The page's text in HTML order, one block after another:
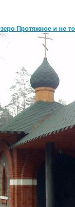
Протяжное и не